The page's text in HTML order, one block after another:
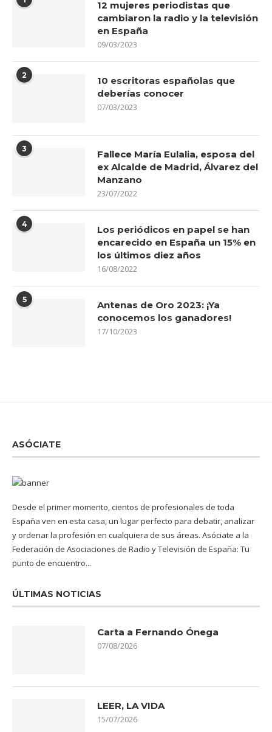
12 mujeres periodistas que
cambiaron la radio y la televisión
en España
09/03/2023
2
10 escritoras españolas que
deberías conocer
07/03/2023
3
Fallece María Eulalia, esposa del
ex Alcalde de Madrid, Álvarez del
Manzano
23/07/2022
4
Los periódicos en papel se han
encarecido en España un 15% en
los últimos diez años
16/08/2022
5
Antenas de Oro 2023: ¡Ya
conocemos los ganadores!
17/10/2023
ASÓCIATE
Desde el primer momento, cientos de profesionales de toda
España ven en esta casa, un lugar perfecto para debatir, analizar
y ordenar la profesión en cualquiera de sus áreas. Asóciate a la
Federación de Asociaciones de Radio y Televisión de España: Tu
punto de encuentro...
ÚLTIMAS NOTICIAS
Carta a Fernando Ónega
07/08/2026
LEER, LA VIDA
15/07/2026